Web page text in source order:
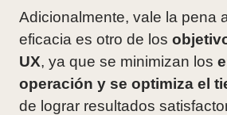
Adicionalmente, vale la pena
eficacia es otro de los
UX, ya que se minimizan los
operación y se optimiza el
de lograr resultados